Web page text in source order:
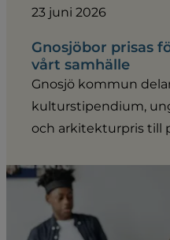
23 juni 2026
Gnosjöbor prisas
vårt samhälle
Gnosjö kommun
kulturstipendium,
och arkitekturpris till